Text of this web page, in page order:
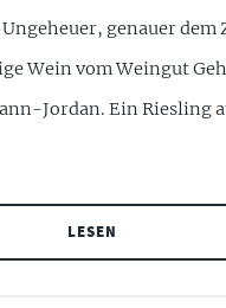
genauer dem
Wein vom Weingut
Jordan. Ein Riesling
LESEN